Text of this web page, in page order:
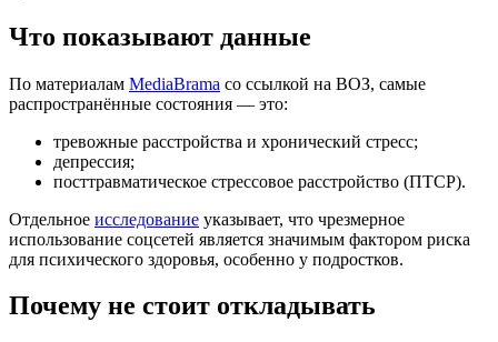
Что показывают данные
По материалам MediaBrama со ссылкой на ВОЗ, самые
распространённые состояния — это:
тревожные расстройства и хронический стресс;
депрессия;
посттравматическое стрессовое расстройство (ПТСР).
Отдельное исследование указывает, что чрезмерное
использование соцсетей является значимым фактором риска
для психического здоровья, особенно у подростков.
Почему не стоит откладывать